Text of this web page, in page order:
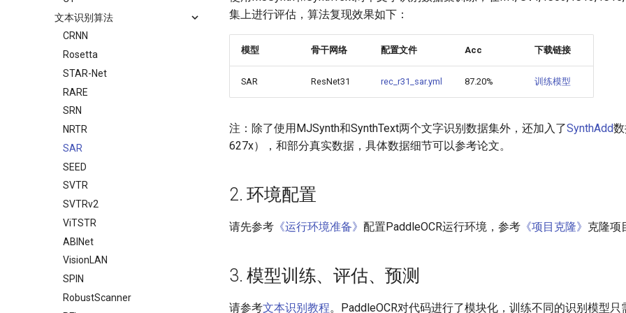
文本识别算法
CRNN
Rosetta
STAR-Net
RARE
SRN
NRTR
SAR
SEED
SVTR
SVTRv2
ViTSTR
ABINet
VisionLAN
SPIN
RobustScanner
集上进行评估，算法复现效果如下：
模型 骨干网络 配置文件 Acc 下载链接
SAR ResNet31 rec_r31_sar.yml 87.20% 训练模型
注：除了使用MJSynth和SynthText两个文字识别数据集外，还加入了SynthAdd
627x），和部分真实数据，具体数据细节可以参考论文。
2. 环境配置
请先参考 《运行环境准备》 配置PaddleOCR运行环境，参考 《项目克隆》 克隆项
3. 模型训练、评估、预测
请参考文本识别教程。PaddleOCR对代码进行了模块化，训练不同的识别模型只